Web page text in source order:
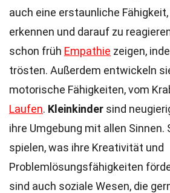
auch eine erstaunliche
erkennen und darauf zu
schon früh Empathie zeigen,
trösten. Außerdem entwickeln
motorische Fähigkeiten, vom
Laufen. Kleinkinder sind
ihre Umgebung mit allen Sinnen.
spielen, was ihre Kreativität und
Problemlösungsfähigkeiten
sind auch soziale Wesen, die